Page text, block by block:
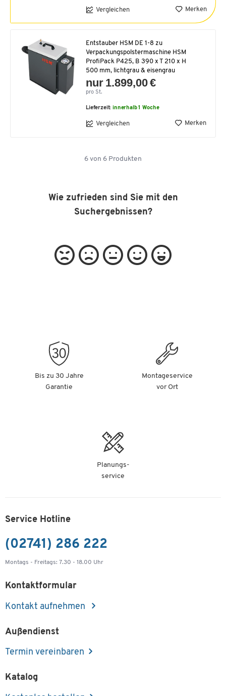
Vergleichen Merken
Entstauber HSM DE 1-8 zu
Verpackungspolstermaschine HSM
ProfiPack P425, B 390 x T 210 x H
500 mm, lichtgrau & eisengrau
nur 1.899,00 €
pro St.
Lieferzeit:innerhalb 1 Woche
Vergleichen Merken
6 von 6 Produkten
Wie zufrieden sind Sie mit den
Suchergebnissen?
Bis zu 30 Jahre
Garantie
Montageservice
vor Ort
Planungs-
service
Service Hotline
(02741) 286 222
Montags - Freitags: 7.30 - 18.00 Uhr
Kontaktformular
Kontakt aufnehmen
Außendienst
Termin vereinbaren
Katalog